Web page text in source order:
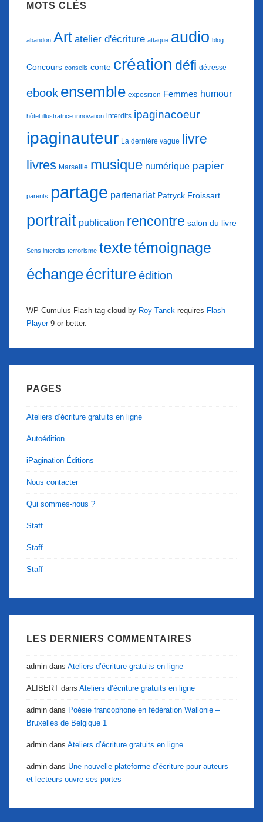
MOTS CLÉS
abandon Art atelier d'écriture attaque audio blog
Concours conseils conte création défi détresse
ebook ensemble exposition Femmes humour
hôtel illustratrice innovation interdits ipaginacoeur
ipaginauteur La dernière vague livre
livres Marseille musique numérique papier
parents partage partenariat Patryck Froissart
portrait publication rencontre salon du livre
Sens interdits terrorisme textetémoignage
échangeécritureédition
WP Cumulus Flash tag cloud by Roy Tanck requires Flash
Player9 or better.
PAGES
Ateliers d’écriture gratuits en ligne
Autoédition
iPagination Éditions
Nous contacter
Qui sommes-nous ?
Staff
Staff
Staff
LES DERNIERS COMMENTAIRES
admin dans Ateliers d’écriture gratuits en ligne
ALIBERT dans Ateliers d’écriture gratuits en ligne
admin dans Poésie francophone en fédération Wallonie –
Bruxelles de Belgique 1
admin dans Ateliers d’écriture gratuits en ligne
admin dans Une nouvelle plateforme d’écriture pour auteurs
et lecteurs ouvre ses portes